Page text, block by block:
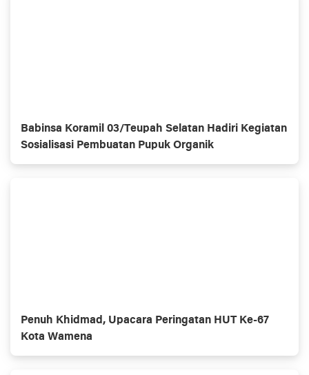
Babinsa Koramil 03/Teupah Selatan Hadiri Kegiatan
Sosialisasi Pembuatan Pupuk Organik
Penuh Khidmad, Upacara Peringatan HUT Ke-67
Kota Wamena